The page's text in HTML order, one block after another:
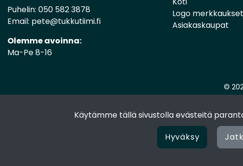
Käytämme tällä sivustolla evästeitä
Hyväksy
Puhelin: 050 582 3878
Email: pete@tukkutiimi.fi
Olemme avoinna:
Ma-Pe 8-16
Logo merkkaukset
Asiakaskaupat
©